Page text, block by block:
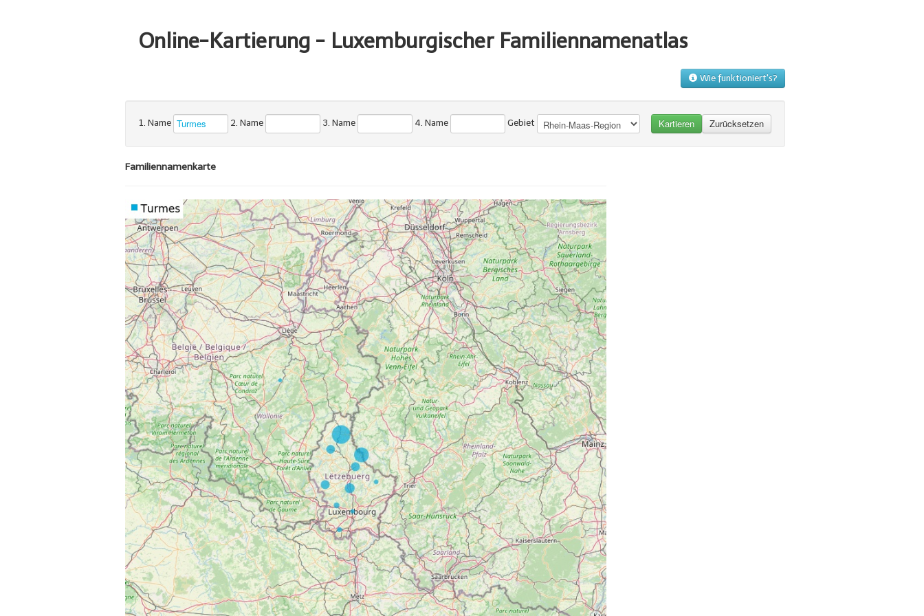
Online-Kartierung - Luxemburgischer Familiennamenatlas
Wie funktioniert's?
1. Name 2. Name 3. Name 4. Name Gebiet
Familiennamenkarte